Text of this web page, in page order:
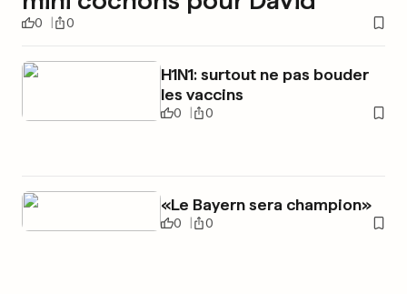
0 0
H1N1: surtout ne pas bouder
les vaccins
0 0
«Le Bayern sera champion»
0 0